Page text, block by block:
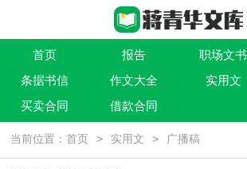
首页 报告 职场文书
条据书信
作文大全 实用文
买卖合同
借款合同
当前位置：首页 > 实用文 > 广播稿